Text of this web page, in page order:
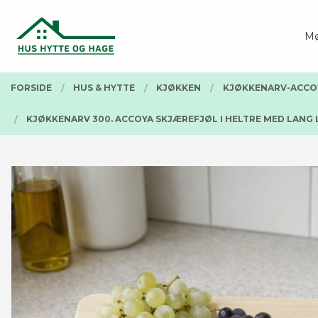
innholdet
PRODUKTER
FORSIDE HUS & HYTTE KJØKKEN KJØKKENARV-
KJØKKENARV 300. ACCOYA SKJÆREFJØL I HELTRE MED LANG